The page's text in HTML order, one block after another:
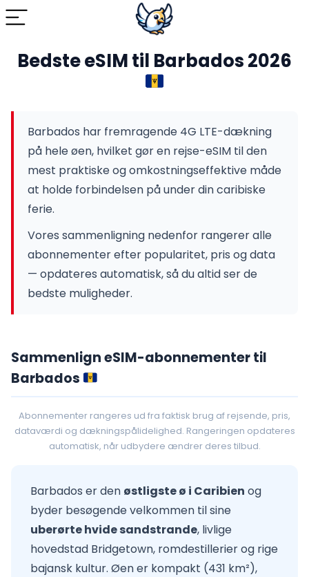
Bedste eSIM til Barbados 2026
Barbados har fremragende 4G LTE-dækning
på hele øen, hvilket gør en rejse-eSIM til den
mest praktiske og omkostningseffektive måde
at holde forbindelsen på under din caribiske
ferie.
Vores sammenligning nedenfor rangerer alle
abonnementer efter popularitet, pris og data
— opdateres automatisk, så du altid ser de
bedste muligheder.
Sammenlign eSIM-abonnementer til
Barbados
Abonnementer rangeres ud fra faktisk brug af rejsende, pris,
dataværdi og dækningspålidelighed. Rangeringen opdateres
automatisk, når udbydere ændrer deres tilbud.
Barbados er den østligste ø i Caribien og
byder besøgende velkommen til sine
uberørte hvide sandstrande, livlige
hovedstad Bridgetown, romdestillerier og rige
bajansk kultur. Øen er kompakt (431 km²),